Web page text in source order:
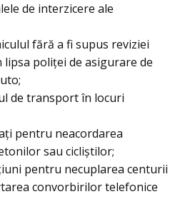
de interzicere ale
fără a fi supus reviziei
lipsa poliței de asigurare de
de transport în locuri
pentru neacordarea
sau cicliştilor;
pentru necuplarea centurii
convorbirilor telefonice